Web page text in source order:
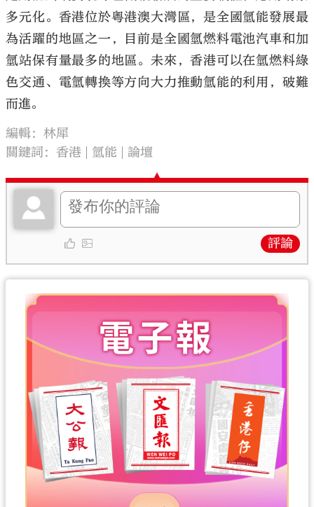
多元化。香港位於粵港澳大灣區，是全國氫能發展最
為活躍的地區之一，目前是全國氫燃料電池汽車和加
氫站保有量最多的地區。未來，香港可以在氫燃料綠
色交通、電氫轉換等方向大力推動氫能的利用，破難
而進。
編輯：林犀
關鍵詞： 香港 氫能 論壇
評論